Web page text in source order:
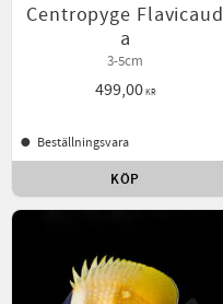
Centropyge Flavicaud
a
3-5cm
499,00KR
Beställningsvara
KÖP